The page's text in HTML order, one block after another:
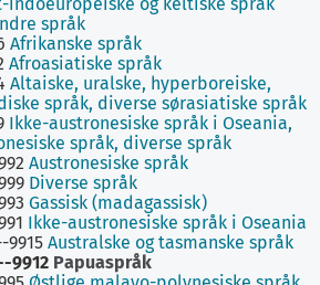
språk
Afrikanske språk
Afroasiatiske språk
Altaiske, uralske, hyperboreiske,
språk, diverse sørasiatiske språk
Ikke-austronesiske språk i Oseania,
språk, diverse språk
Austronesiske språk
Diverse språk
Gassisk (madagassisk)
Ikke-austronesiske språk i Oseania
9915 Australske og tasmanske språk
9912 Papuaspråk